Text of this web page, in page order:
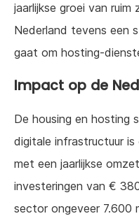
jaarlijkse groei van
Nederland tevens een
gaat om hosting-
Impact op de
De housing en hosting
digitale infrastructuur
met een jaarlijkse
investeringen van €
sector ongeveer 7.600